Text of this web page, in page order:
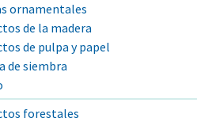
ornamentales
de la madera
de pulpa y papel
de siembra
forestales